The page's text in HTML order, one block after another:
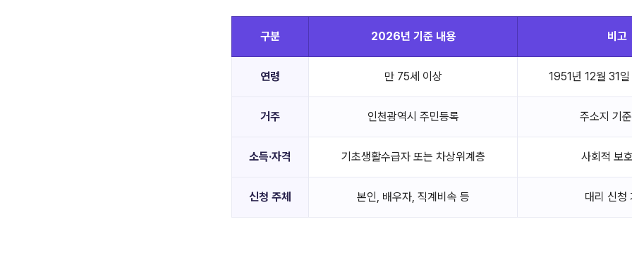
구분 2026년 기준 내용 비고
연령 만 75세 이상 1951년 12월 31
거주 인천광역시 주민등록 주소지 기
소득·자격 기초생활수급자 또는 차상위계층 사회적 보
신청 주체 본인, 배우자, 직계비속 등 대리 신청